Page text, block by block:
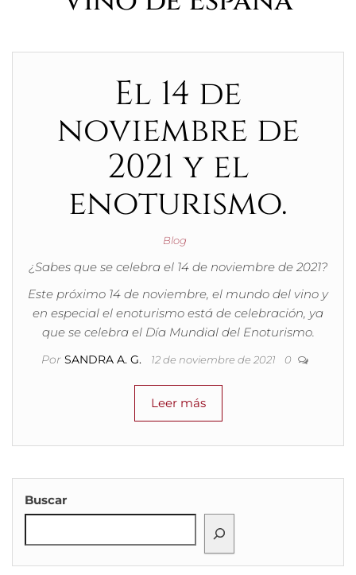
El 14 de
noviembre de
2021 y el
enoturismo.
Blog
¿Sabes que se celebra el 14 de noviembre de 2021?
Este próximo 14 de noviembre, el mundo del vino y
en especial el enoturismo está de celebración, ya
que se celebra el Día Mundial del Enoturismo.
Por SANDRA A. G. 12 de noviembre de 2021 0
Leer más
Buscar